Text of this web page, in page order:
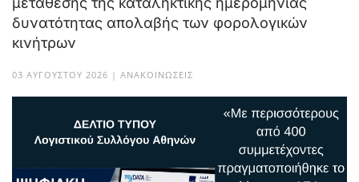
δυνατότητας απολαβής των φορολογικών
κινήτρων
03 ΑΥΓΟΎΣΤΟΥ 2026 | ΑΝΑΚΟΙΝΏΣΕΙΣ